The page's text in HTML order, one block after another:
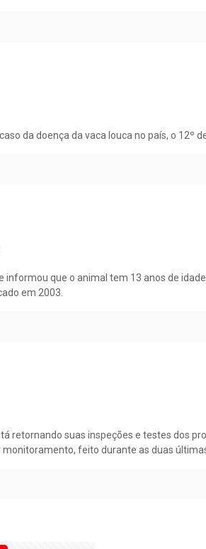
da doença da vaca louca no país, o 12º
que o animal tem 13 anos de
em 2003.
retornando suas inspeções e testes dos
feito durante as duas